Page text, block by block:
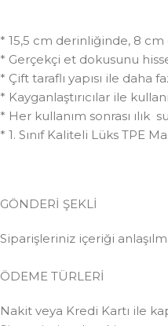
* 15,5 cm derinliğinde, 8
* Gerçekçi et dokusunu
* Çift taraflı yapısı ile daha
* Kayganlaştırıcılar ile
* Her kullanım sonrası ılık
* 1. Sınıf Kaliteli Lüks TPE
GÖNDERİ ŞEKLİ
Siparişleriniz içeriği
ÖDEME TÜRLERİ
Nakit veya Kredi Kartı ile